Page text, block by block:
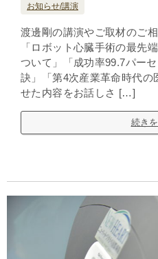
お知らせ/講演
渡邊剛の講演やご取材のご
「ロボット心臓手術の最先
ついて」「成功率99.7パー
訣」「第4次産業革命時代の
せた内容をお話しさ […]
続き